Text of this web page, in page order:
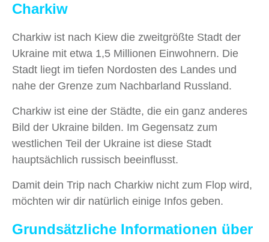
Charkiw
Charkiw ist nach Kiew die zweitgrößte Stadt der
Ukraine mit etwa 1,5 Millionen Einwohnern. Die
Stadt liegt im tiefen Nordosten des Landes und
nahe der Grenze zum Nachbarland Russland.
Charkiw ist eine der Städte, die ein ganz anderes
Bild der Ukraine bilden. Im Gegensatz zum
westlichen Teil der Ukraine ist diese Stadt
hauptsächlich russisch beeinflusst.
Damit dein Trip nach Charkiw nicht zum Flop wird,
möchten wir dir natürlich einige Infos geben.
Grundsätzliche Informationen über